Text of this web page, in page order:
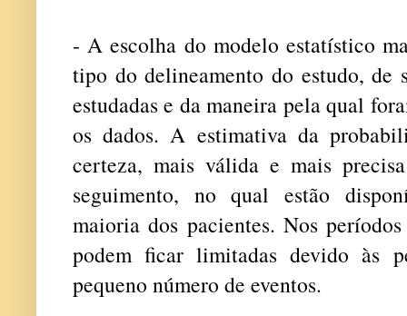
- A escolha do modelo estatístico
tipo do delineamento do estudo, de
estudadas e da maneira pela qual
os dados. A estimativa da
certeza, mais válida e mais
seguimento, no qual estão
maioria dos pacientes. Nos
podem ficar limitadas devido às
pequeno número de eventos.